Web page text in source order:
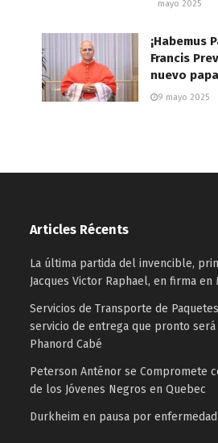
mayo 2025
¡Habemus
Francis
nuevo
9 mayo 2025
Articles Récents
La última partida del invencible,
Jacques Victor Raphael, en firma en
Servicios de Transporte de
servicio de entrega que pronto
Phanord Cabé
Peterson Anténor se Compromete
de los Jóvenes Negros en Quebec
Durkheim en pausa por enfermedad